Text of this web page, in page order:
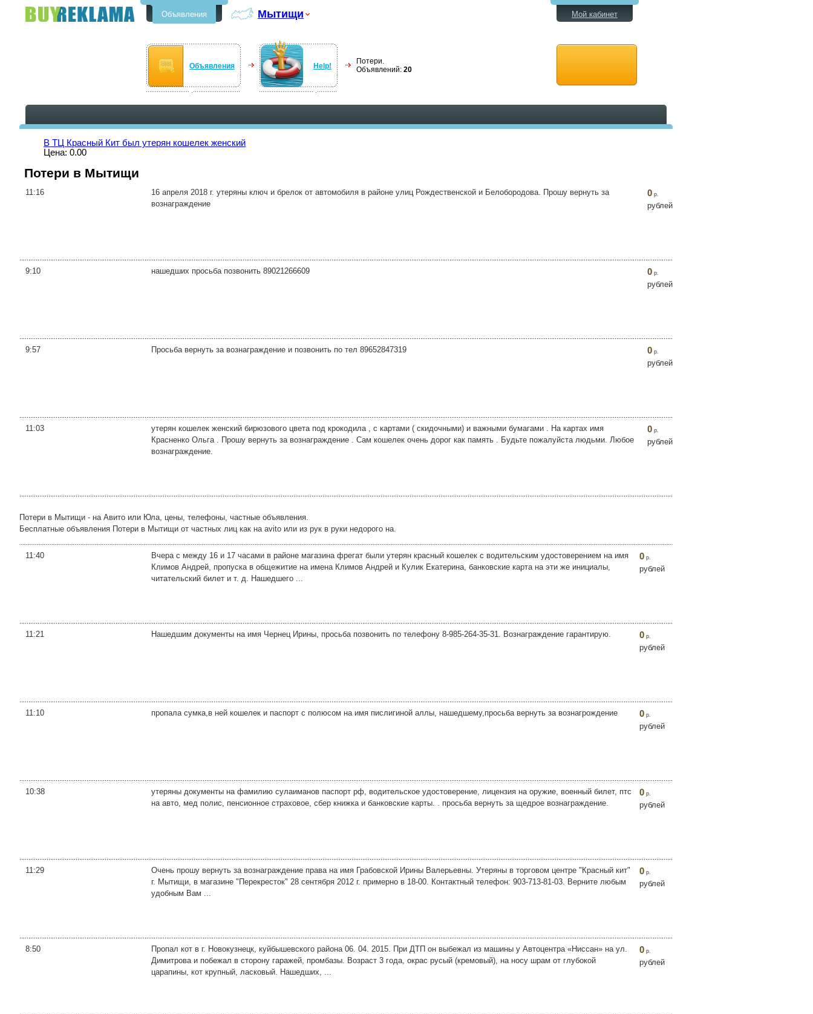
Объявления Мытищи
Объявления Help!
Потери.
Объявлений: 20
Мой кабинет
В ТЦ Красный Кит был утерян кошелек женский
Цена: 0.00
Потери в Мытищи
11:16
16 апреля 2018 г. утеряны ключ и брелок от автомобиля в районе улиц Рождественской и Белобородова. Прошу вернуть за
вознаграждение
0 р.
рублей
9:10 нашедших просьба позвонить 89021266609 0 р.
рублей
9:57 Просьба вернуть за вознаграждение и позвонить по тел 89652847319 0 р.
рублей
11:03
утерян кошелек женский бирюзового цвета под крокодила , с картами ( скидочными) и важными бумагами . На картах имя
Красненко Ольга . Прошу вернуть за вознаграждение . Сам кошелек очень дорог как память . Будьте пожалуйста людьми. Любое
вознаграждение.
0 р.
рублей
Потери в Мытищи - на Авито или Юла, цены, телефоны, частные объявления.
Бесплатные объявления Потери в Мытищи от частных лиц как на avito или из рук в руки недорого на.
11:40
Вчера с между 16 и 17 часами в районе магазина фрегат были утерян красный кошелек с водительским удостоверением на имя
Климов Андрей, пропуска в общежитие на имена Климов Андрей и Кулик Екатерина, банковские карта на эти же инициалы,
читательский билет и т. д. Нашедшего ...
0 р.
рублей
11:21 Нашедшим документы на имя Чернец Ирины, просьба позвонить по телефону 8-985-264-35-31. Вознаграждение гарантирую. 0 р.
рублей
11:10 пропала сумка,в ней кошелек и паспорт с полюсом на имя пислигиной аллы, нашедшему,просьба вернуть за вознагрождение 0 р.
рублей
10:38
утеряны документы на фамилию сулаиманов паспорт рф, водительское удостоверение, лицензия на оружие, военный билет, птс
на авто, мед полис, пенсионное страховое, сбер книжка и банковские карты. . просьба вернуть за щедрое вознаграждение.
0 р.
рублей
11:29
Очень прошу вернуть за вознаграждение права на имя Грабовской Ирины Валерьевны. Утеряны в торговом центре "Красный кит"
г. Мытищи, в магазине "Перекресток" 28 сентября 2012 г. примерно в 18-00. Контактный телефон: 903-713-81-03. Верните любым
удобным Вам ...
0 р.
рублей
8:50
Пропал кот в г. Новокузнецк, куйбышевского района 06. 04. 2015. При ДТП он выбежал из машины у Автоцентра «Ниссан» на ул.
Димитрова и побежал в сторону гаражей, промбазы. Возраст 3 года, окрас русый (кремовый), на носу шрам от глубокой
царапины, кот крупный, ласковый. Нашедших, ...
0 р.
рублей